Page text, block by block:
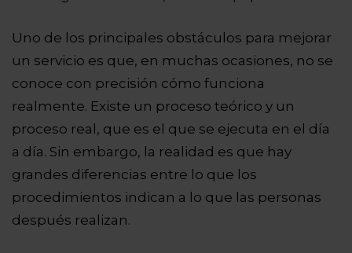
Uno de los principales obstáculos para mejorar
un servicio es que, en muchas ocasiones, no se
conoce con precisión cómo funciona
realmente. Existe un proceso teórico y un
proceso real, que es el que se ejecuta en el día
a día. Sin embargo, la realidad es que hay
grandes diferencias entre lo que los
procedimientos indican a lo que las personas
después realizan.